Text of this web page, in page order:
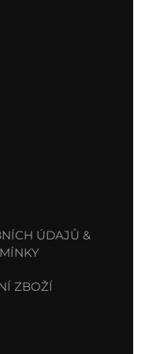
ÚDAJŮ &
ZBOŽÍ